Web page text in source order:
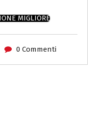
MIGLIORE
0 Commenti